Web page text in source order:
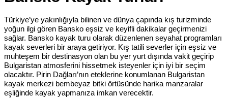
Türkiye’ye yakınlığıyla bilinen ve dünya çapında kış turizminde
yoğun ilgi gören Bansko eşsiz ve keyifli dakikalar geçirmenizi
sağlar. Bansko kayak turu olarak düzenlenen seyahat programları
kayak severleri bir araya getiriyor. Kış tatili severler için eşsiz ve
muhteşem bir destinasyon olan bu yer yurt dışında vakit geçirip
Bulgaristan atmosferini hissetmek isteyenler için iyi bir seçim
olacaktır. Pirin Dağları’nın eteklerine konumlanan Bulgaristan
kayak merkezi bembeyaz bitki örtüsünde harika manzaralar
eşliğinde kayak yapmanıza imkan verecektir.